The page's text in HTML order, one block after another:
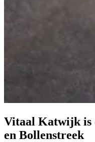
Vitaal Katwijk is
en Bollenstreek